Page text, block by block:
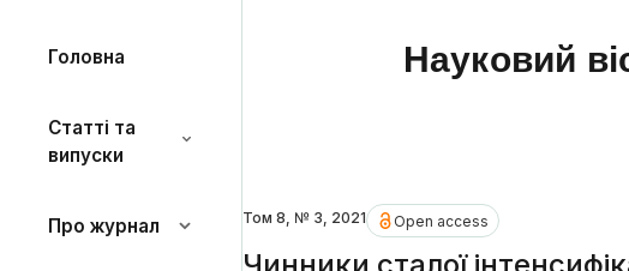
Головна
Статті та
випуски
Про журнал
Науковий
Том 8, № 3, 2021 Open access